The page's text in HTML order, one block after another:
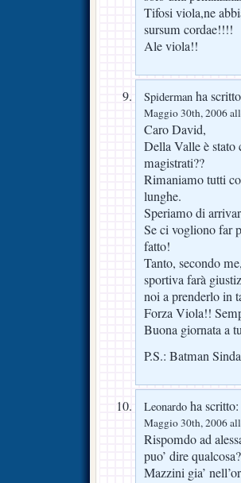
Tifosi viola,ne
sursum cordae!!!!
Ale viola!!
Spiderman ha
Maggio 30th, 2006
Caro David,
Della Valle è stato
magistrati??
Rimaniamo tutti
lunghe.
Speriamo di
Se ci vogliono far
fatto!
Tanto, secondo
sportiva farà
noi a prenderlo in
Forza Viola!!
Buona giornata a
P.S.: Batman
Leonardo ha scritto:
Maggio 30th, 2006
Rispomdo ad
puo’ dire
Mazzini gia’